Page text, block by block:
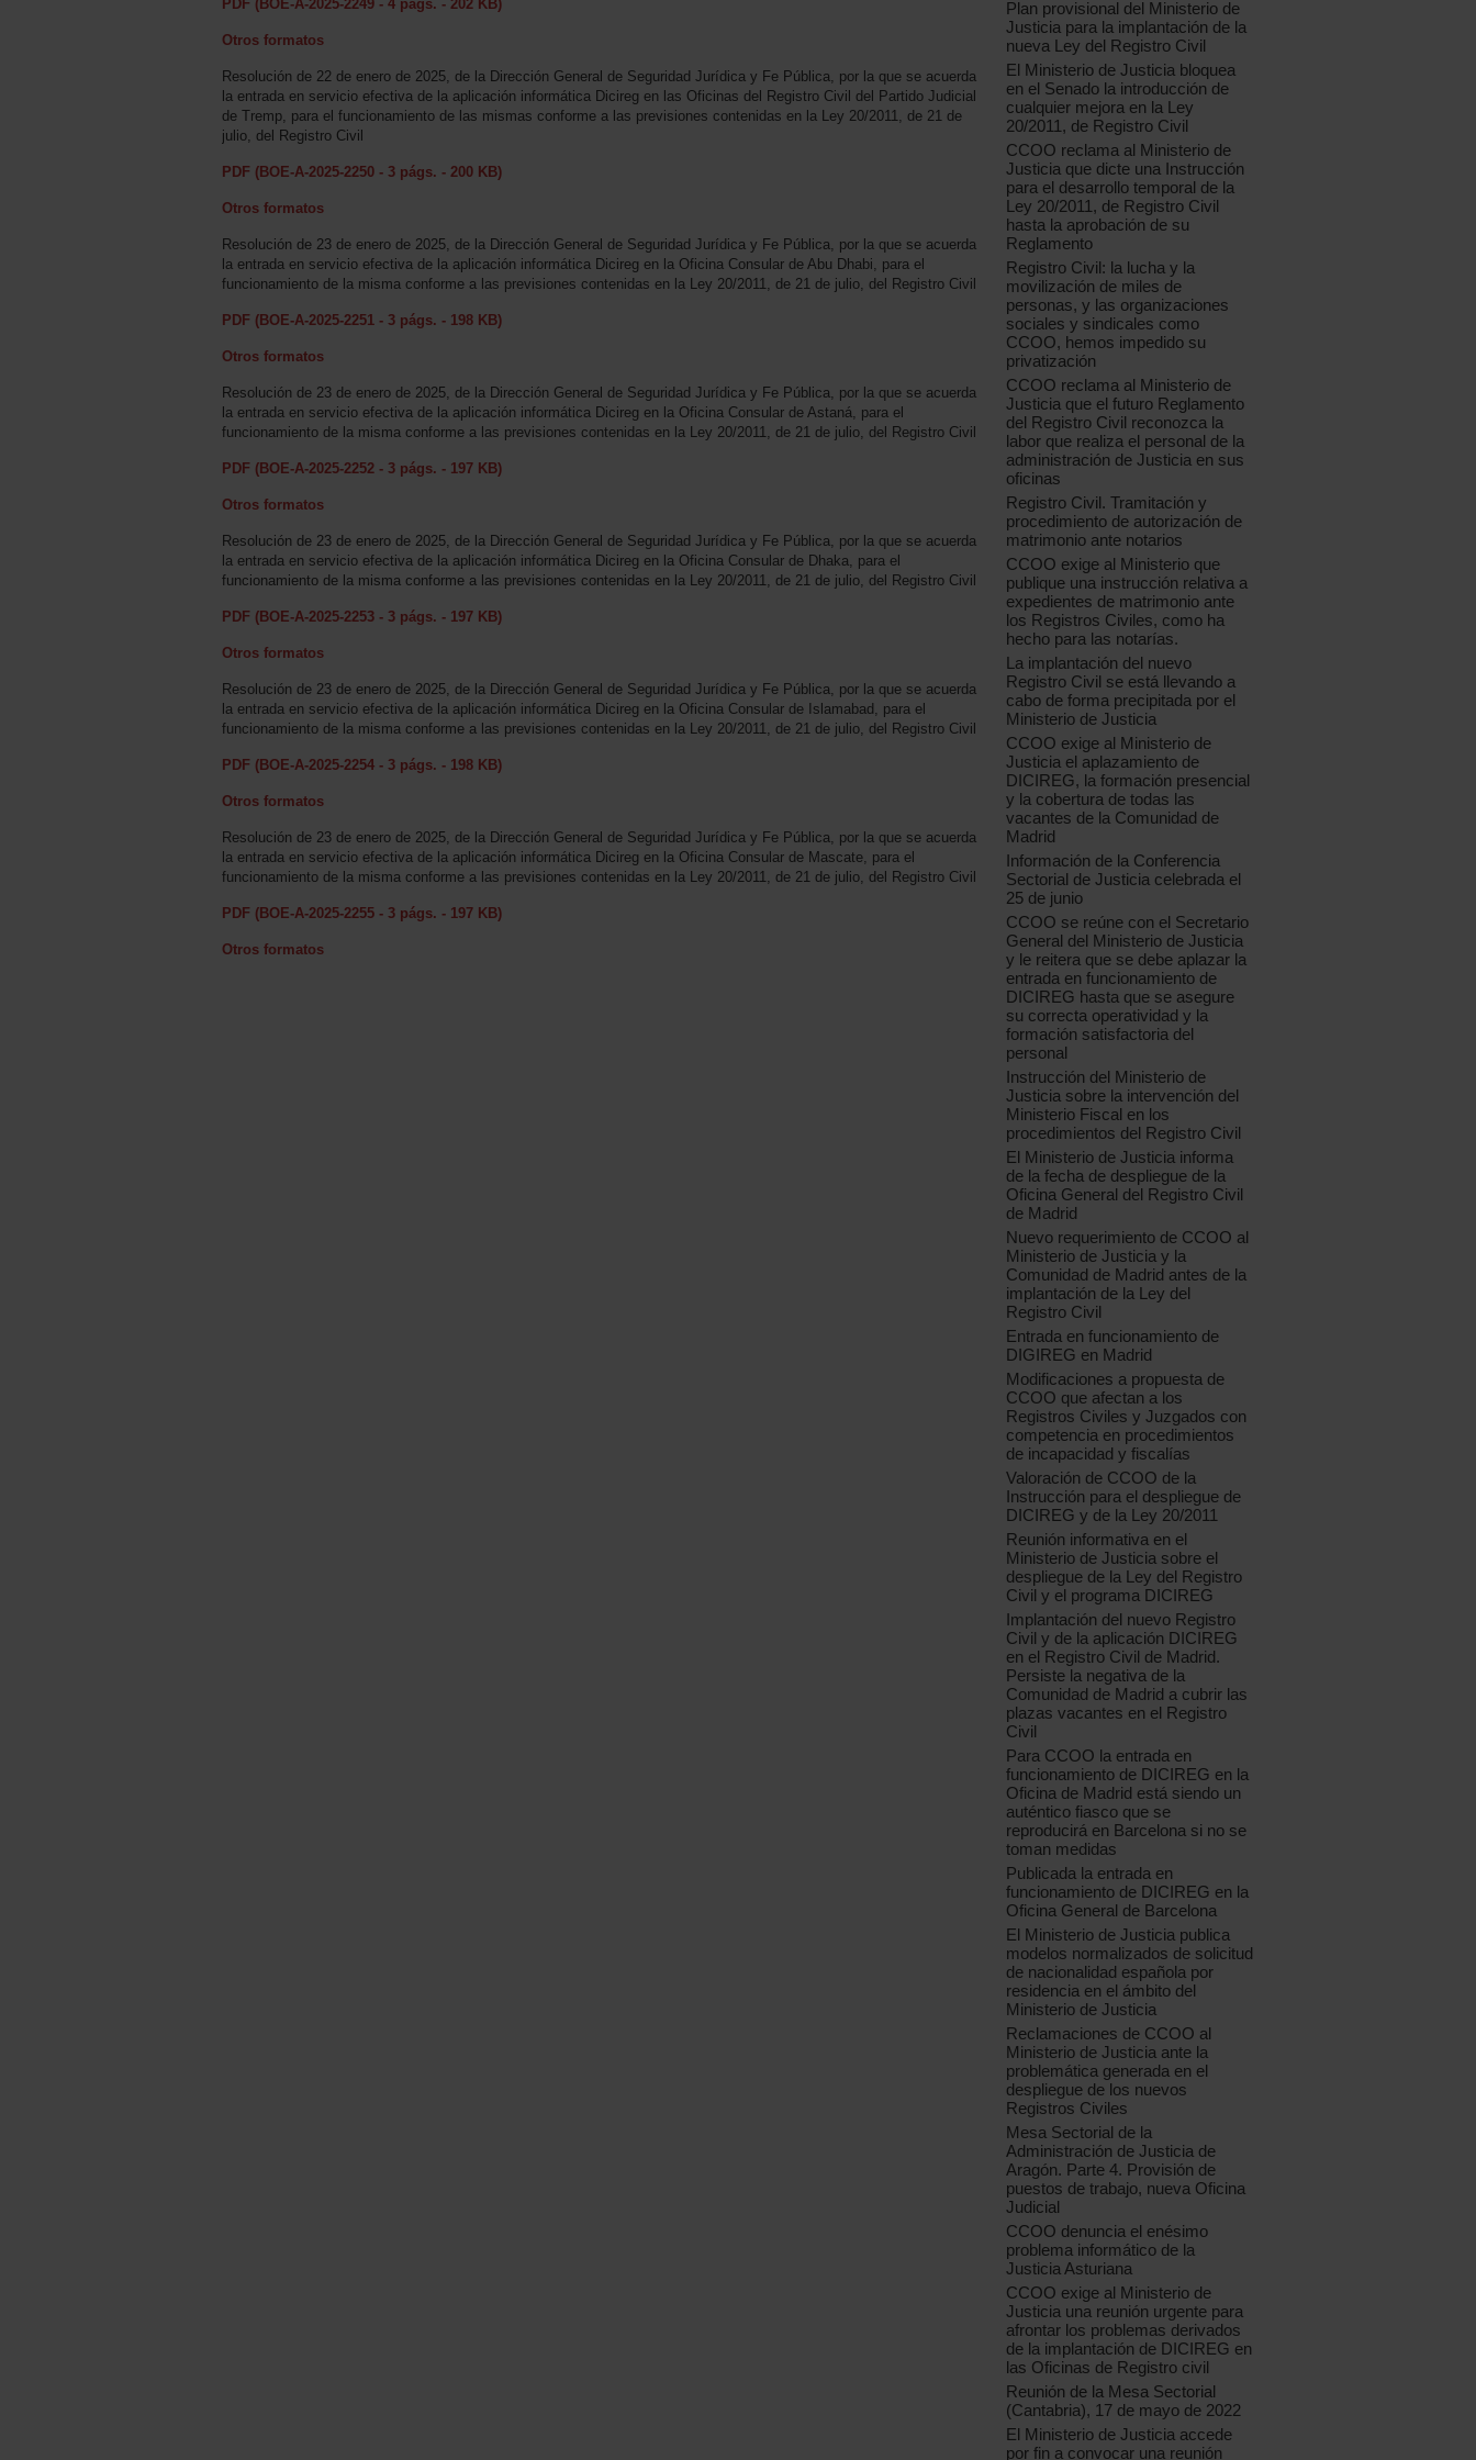
PDF (BOE-A-2025-2249 - 4 págs. - 202 KB)
Otros formatos
Resolución de 22 de enero de 2025, de la Dirección General de Seguridad Jurídica y Fe Pública, por la que se acuerda
la entrada en servicio efectiva de la aplicación informática Dicireg en las Oficinas del Registro Civil del Partido Judicial
de Tremp, para el funcionamiento de las mismas conforme a las previsiones contenidas en la Ley 20/2011, de 21 de
julio, del Registro Civil
PDF (BOE-A-2025-2250 - 3 págs. - 200 KB)
Otros formatos
Resolución de 23 de enero de 2025, de la Dirección General de Seguridad Jurídica y Fe Pública, por la que se acuerda
la entrada en servicio efectiva de la aplicación informática Dicireg en la Oficina Consular de Abu Dhabi, para el
funcionamiento de la misma conforme a las previsiones contenidas en la Ley 20/2011, de 21 de julio, del Registro Civil
PDF (BOE-A-2025-2251 - 3 págs. - 198 KB)
Otros formatos
Resolución de 23 de enero de 2025, de la Dirección General de Seguridad Jurídica y Fe Pública, por la que se acuerda
la entrada en servicio efectiva de la aplicación informática Dicireg en la Oficina Consular de Astaná, para el
funcionamiento de la misma conforme a las previsiones contenidas en la Ley 20/2011, de 21 de julio, del Registro Civil
PDF (BOE-A-2025-2252 - 3 págs. - 197 KB)
Otros formatos
Resolución de 23 de enero de 2025, de la Dirección General de Seguridad Jurídica y Fe Pública, por la que se acuerda
la entrada en servicio efectiva de la aplicación informática Dicireg en la Oficina Consular de Dhaka, para el
funcionamiento de la misma conforme a las previsiones contenidas en la Ley 20/2011, de 21 de julio, del Registro Civil
PDF (BOE-A-2025-2253 - 3 págs. - 197 KB)
Otros formatos
Resolución de 23 de enero de 2025, de la Dirección General de Seguridad Jurídica y Fe Pública, por la que se acuerda
la entrada en servicio efectiva de la aplicación informática Dicireg en la Oficina Consular de Islamabad, para el
funcionamiento de la misma conforme a las previsiones contenidas en la Ley 20/2011, de 21 de julio, del Registro Civil
PDF (BOE-A-2025-2254 - 3 págs. - 198 KB)
Otros formatos
Resolución de 23 de enero de 2025, de la Dirección General de Seguridad Jurídica y Fe Pública, por la que se acuerda
la entrada en servicio efectiva de la aplicación informática Dicireg en la Oficina Consular de Mascate, para el
funcionamiento de la misma conforme a las previsiones contenidas en la Ley 20/2011, de 21 de julio, del Registro Civil
PDF (BOE-A-2025-2255 - 3 págs. - 197 KB)
Otros formatos
Plan provisional del Ministerio de
Justicia para la implantación de la
nueva Ley del Registro Civil
El Ministerio de Justicia bloquea
en el Senado la introducción de
cualquier mejora en la Ley
20/2011, de Registro Civil
CCOO reclama al Ministerio de
Justicia que dicte una Instrucción
para el desarrollo temporal de la
Ley 20/2011, de Registro Civil
hasta la aprobación de su
Reglamento
Registro Civil: la lucha y la
movilización de miles de
personas, y las organizaciones
sociales y sindicales como
CCOO, hemos impedido su
privatización
CCOO reclama al Ministerio de
Justicia que el futuro Reglamento
del Registro Civil reconozca la
labor que realiza el personal de la
administración de Justicia en sus
oficinas
Registro Civil. Tramitación y
procedimiento de autorización de
matrimonio ante notarios
CCOO exige al Ministerio que
publique una instrucción relativa a
expedientes de matrimonio ante
los Registros Civiles, como ha
hecho para las notarías.
La implantación del nuevo
Registro Civil se está llevando a
cabo de forma precipitada por el
Ministerio de Justicia
CCOO exige al Ministerio de
Justicia el aplazamiento de
DICIREG, la formación presencial
y la cobertura de todas las
vacantes de la Comunidad de
Madrid
Información de la Conferencia
Sectorial de Justicia celebrada el
25 de junio
CCOO se reúne con el Secretario
General del Ministerio de Justicia
y le reitera que se debe aplazar la
entrada en funcionamiento de
DICIREG hasta que se asegure
su correcta operatividad y la
formación satisfactoria del
personal
Instrucción del Ministerio de
Justicia sobre la intervención del
Ministerio Fiscal en los
procedimientos del Registro Civil
El Ministerio de Justicia informa
de la fecha de despliegue de la
Oficina General del Registro Civil
de Madrid
Nuevo requerimiento de CCOO al
Ministerio de Justicia y la
Comunidad de Madrid antes de la
implantación de la Ley del
Registro Civil
Entrada en funcionamiento de
DIGIREG en Madrid
Modificaciones a propuesta de
CCOO que afectan a los
Registros Civiles y Juzgados con
competencia en procedimientos
de incapacidad y fiscalías
Valoración de CCOO de la
Instrucción para el despliegue de
DICIREG y de la Ley 20/2011
Reunión informativa en el
Ministerio de Justicia sobre el
despliegue de la Ley del Registro
Civil y el programa DICIREG
Implantación del nuevo Registro
Civil y de la aplicación DICIREG
en el Registro Civil de Madrid.
Persiste la negativa de la
Comunidad de Madrid a cubrir las
plazas vacantes en el Registro
Civil
Para CCOO la entrada en
funcionamiento de DICIREG en la
Oficina de Madrid está siendo un
auténtico fiasco que se
reproducirá en Barcelona si no se
toman medidas
Publicada la entrada en
funcionamiento de DICIREG en la
Oficina General de Barcelona
El Ministerio de Justicia publica
modelos normalizados de solicitud
de nacionalidad española por
residencia en el ámbito del
Ministerio de Justicia
Reclamaciones de CCOO al
Ministerio de Justicia ante la
problemática generada en el
despliegue de los nuevos
Registros Civiles
Mesa Sectorial de la
Administración de Justicia de
Aragón. Parte 4. Provisión de
puestos de trabajo, nueva Oficina
Judicial
CCOO denuncia el enésimo
problema informático de la
Justicia Asturiana
CCOO exige al Ministerio de
Justicia una reunión urgente para
afrontar los problemas derivados
de la implantación de DICIREG en
las Oficinas de Registro civil
Reunión de la Mesa Sectorial
(Cantabria), 17 de mayo de 2022
El Ministerio de Justicia accede
por fin a convocar una reunión